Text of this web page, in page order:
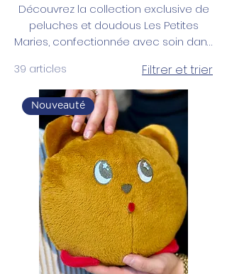
Découvrez la collection exclusive de
peluches et doudous Les Petites
Maries, confectionnée avec soin dans
talentueuses couturières allient
savoir-faire artisanal et matériaux de
qualité pour créer des compagnons
doux et durables. Soutenez l'artisanat
français en offrant des peluches
d'exception, pensées pour les petits
et les grands !
39 articles Filtrer et trier
Nouveauté